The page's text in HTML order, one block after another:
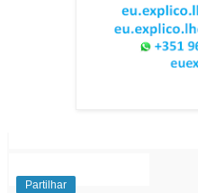
EnsinoSuperior
Partilhar